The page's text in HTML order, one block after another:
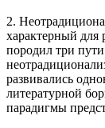
2.
характерный для
породил три
развивались
литературной
парадигмы